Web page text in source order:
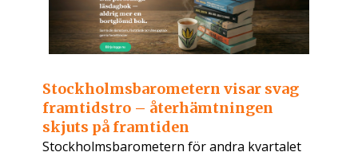
Stockholmsbarometern visar svag
framtidstro – återhämtningen
skjuts på framtiden
Stockholmsbarometern för andra kvartalet